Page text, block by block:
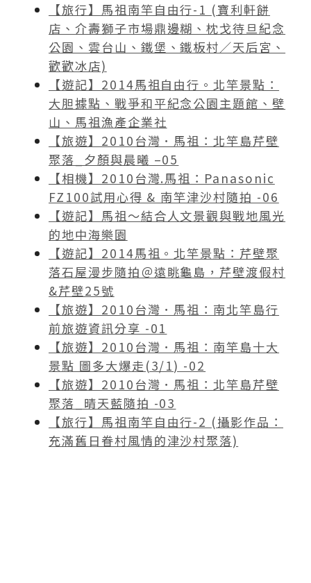
【旅行】馬祖南竿自由行-1 (寶利軒餅
店、介壽獅子市場鼎邊糊、枕戈待旦紀念
公園、雲台山、鐵堡、鐵板村／天后宮、
歡歡冰店)
【遊記】2014馬祖自由行。北竿景點：
大胆據點、戰爭和平紀念公園主題館、壁
山、馬祖漁產企業社
【旅遊】2010台灣．馬祖：北竿島芹壁
聚落_夕顏與晨曦 –05
【相機】2010台灣.馬祖：Panasonic
FZ100試用心得 & 南竿津沙村隨拍 -06
【遊記】馬祖～結合人文景觀與戰地風光
的地中海樂園
【遊記】2014馬祖。北竿景點：芹壁聚
落石屋漫步隨拍＠遠眺龜島，芹壁渡假村
&芹壁25號
【旅遊】2010台灣．馬祖：南北竿島行
前旅遊資訊分享 -01
【旅遊】2010台灣．馬祖：南竿島十大
景點 圖多大爆走(3/1) -02
【旅遊】2010台灣．馬祖：北竿島芹壁
聚落_晴天藍隨拍 -03
【旅行】馬祖南竿自由行-2 (攝影作品：
充滿舊日眷村風情的津沙村聚落)